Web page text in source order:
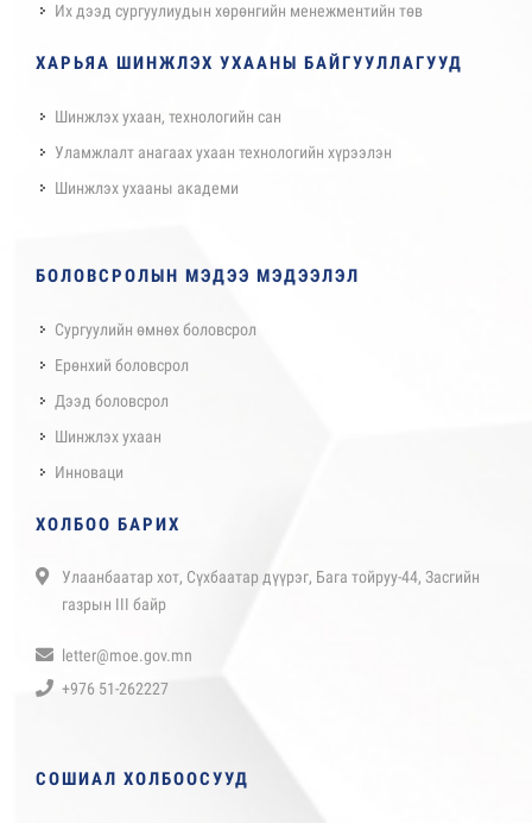
Их дээд сургуулиудын хөрөнгийн менежментийн төв
ХАРЬЯА ШИНЖЛЭХ УХААНЫ БАЙГУУЛЛАГУУД
Шинжлэх ухаан, технологийн сан
Уламжлалт анагаах ухаан технологийн хүрээлэн
Шинжлэх ухааны академи
БОЛОВСРОЛЫН МЭДЭЭ МЭДЭЭЛЭЛ
Сургуулийн өмнөх боловсрол
Ерөнхий боловсрол
Дээд боловсрол
Шинжлэх ухаан
Инноваци
ХОЛБОО БАРИХ
Улаанбаатар хот, Сүхбаатар дүүрэг, Бага тойруу-44, Засгийн
газрын III байр
letter@moe.gov.mn
+976 51-262227
СОШИАЛ ХОЛБООСУУД